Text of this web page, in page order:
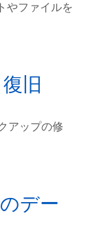
やファイルを
旧
アップの修
デー